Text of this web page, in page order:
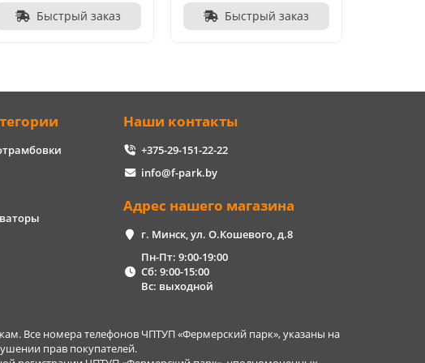
Быстрый заказ Быстрый заказ
Наши контакты
+375-29-151-22-22
info@f-park.by
Адрес нашего магазина
г. Минск, ул. О.Кошевого, д.8
Пн-Пт: 9:00-19:00
Сб: 9:00-15:00
Вс: выходной
Все номера телефонов ЧПТУП «Фермерский парк», указаны на
прав покупателей.